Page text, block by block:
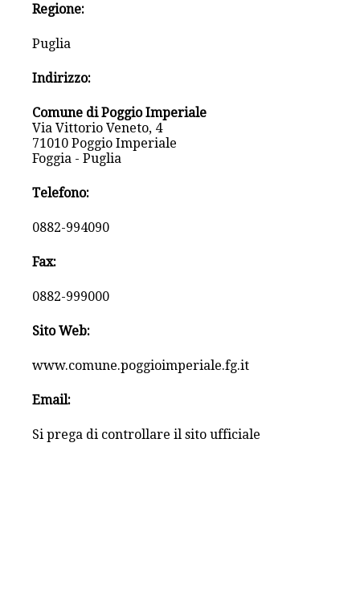
Regione:
Puglia
Indirizzo:
Comune di Poggio Imperiale
Via Vittorio Veneto, 4
71010 Poggio Imperiale
Foggia - Puglia
Telefono:
0882-994090
Fax:
0882-999000
Sito Web:
www.comune.poggioimperiale.fg.it
Email:
Si prega di controllare il sito ufficiale